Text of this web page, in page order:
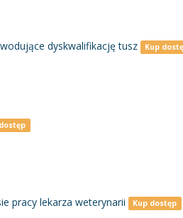
dyskwalifikację tusz Kup
pracy lekarza weterynarii Kup dostęp